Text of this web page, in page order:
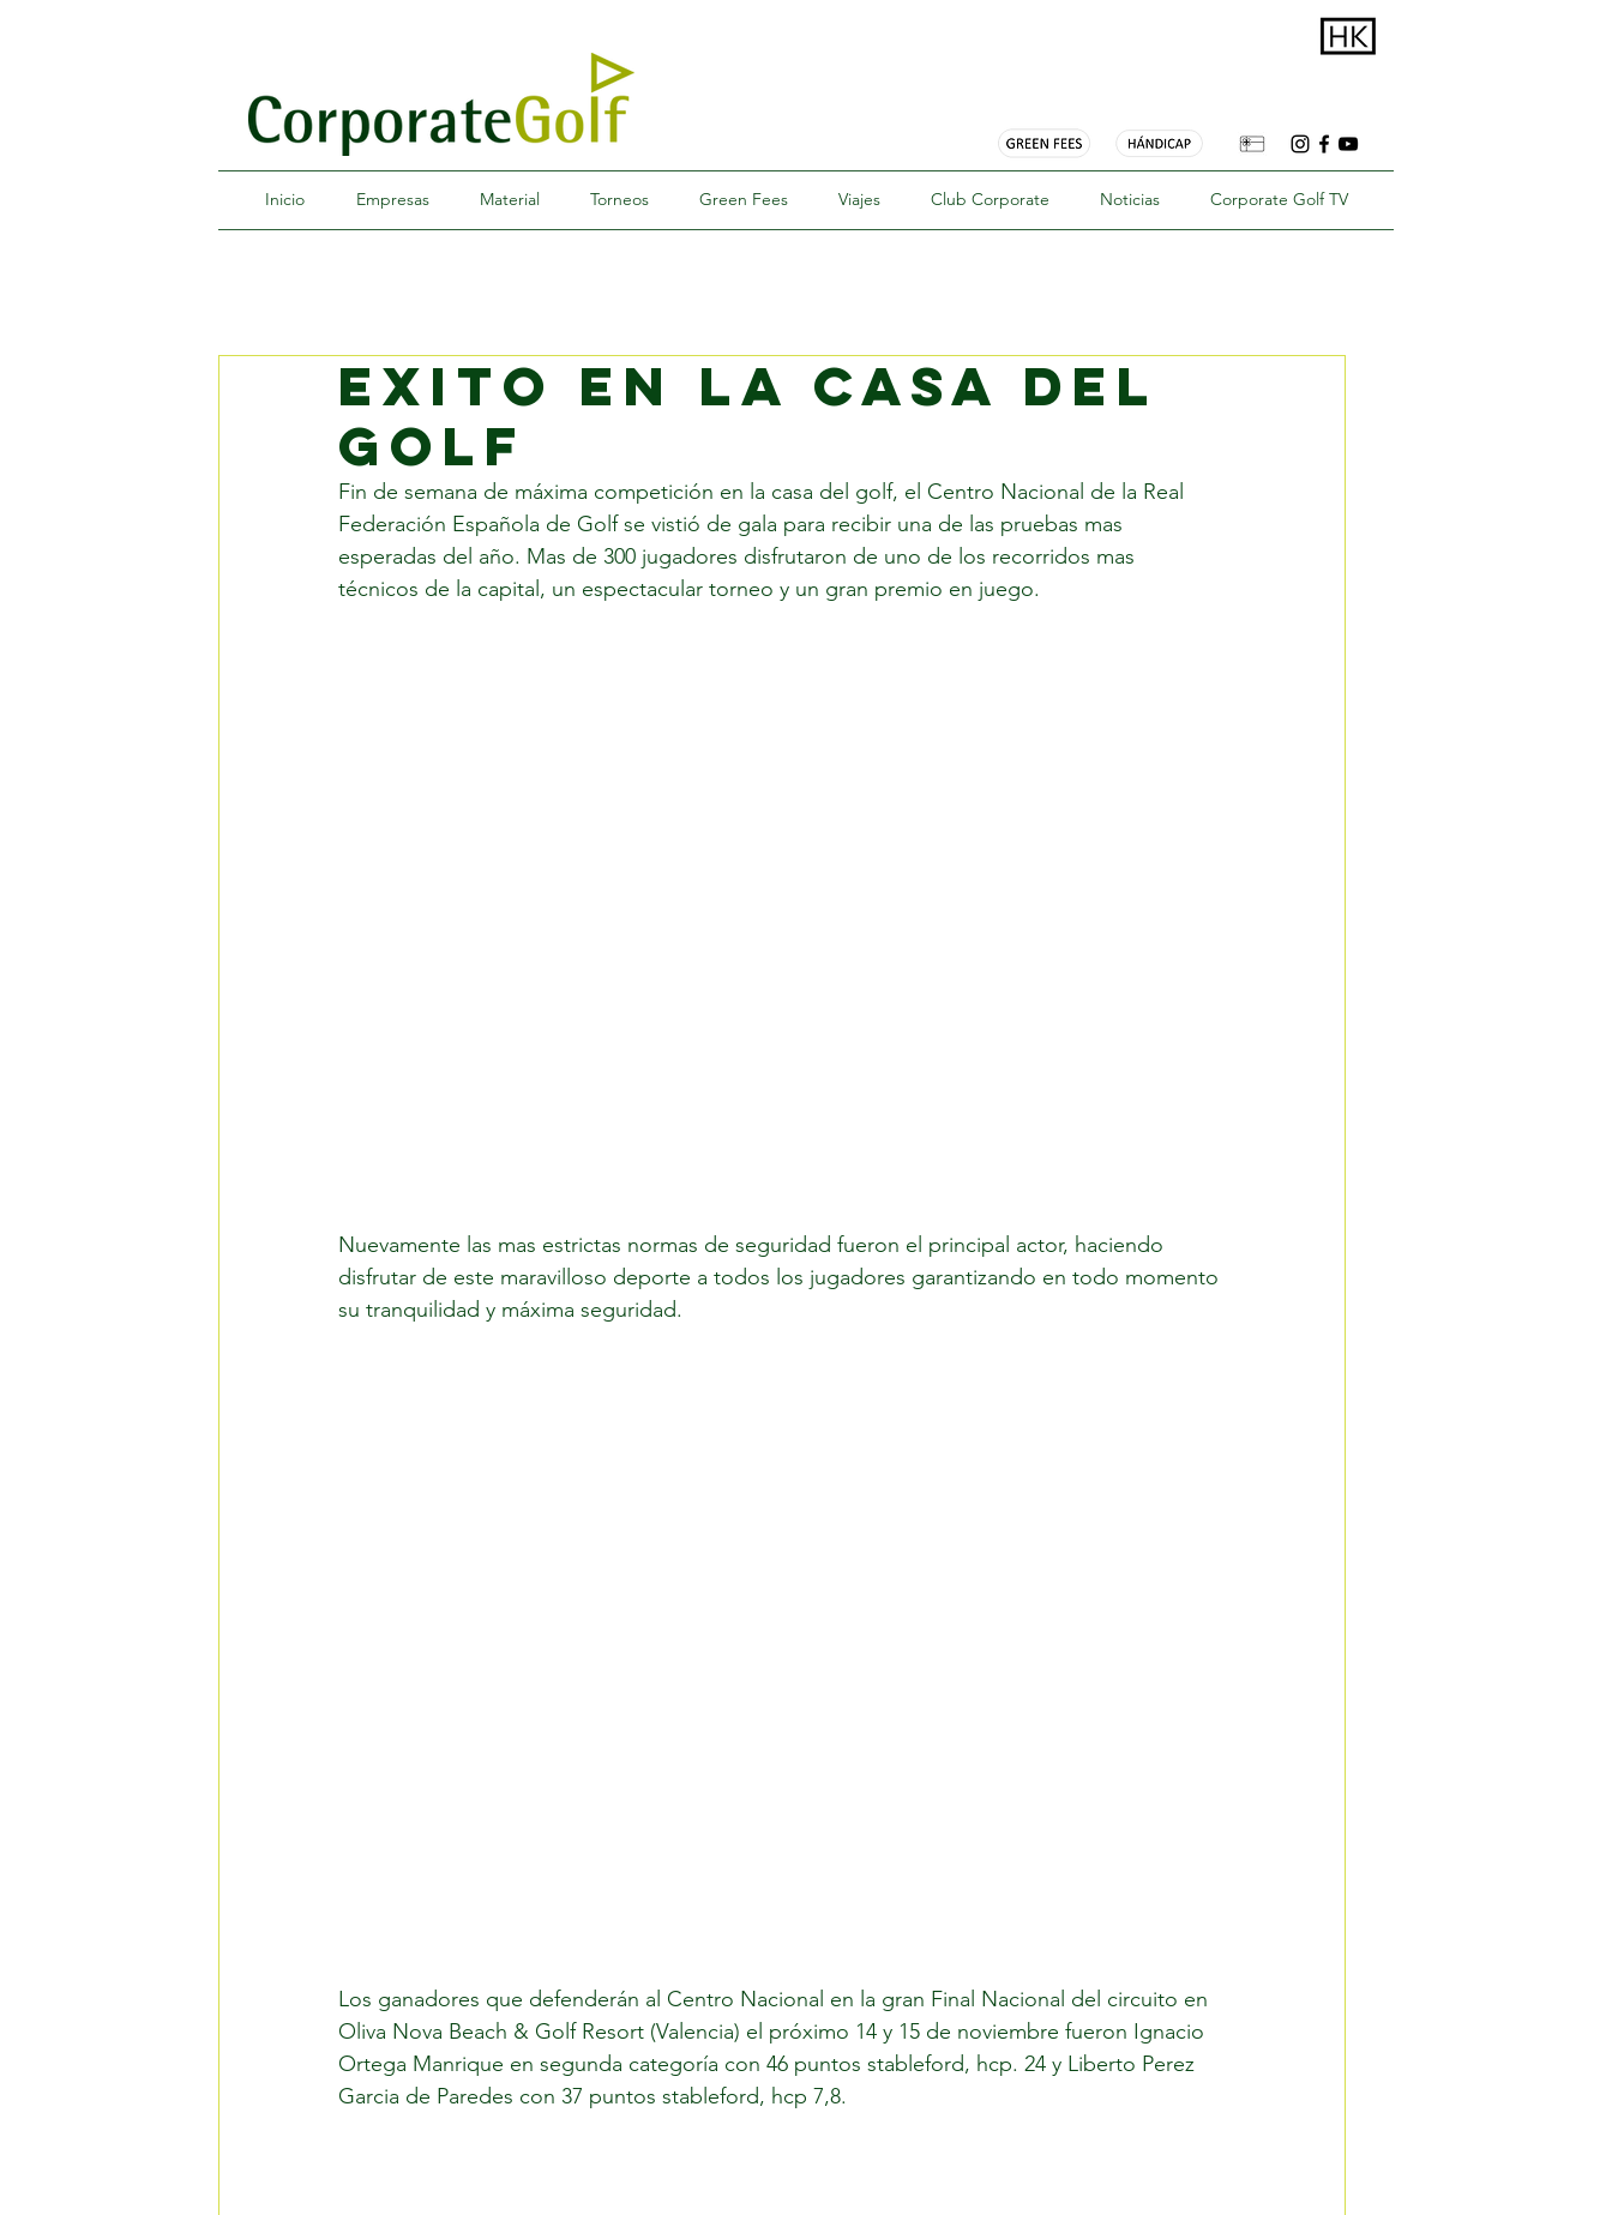
Inicio Empresas Material Torneos Green Fees Viajes Club Corporate Noticias Corporate Golf TV
Exito en la casa del
golf
Fin de semana de máxima competición en la casa del golf, el Centro Nacional de la Real
Federación Española de Golf se vistió de gala para recibir una de las pruebas mas
esperadas del año. Mas de 300 jugadores disfrutaron de uno de los recorridos mas
técnicos de la capital, un espectacular torneo y un gran premio en juego.
Nuevamente las mas estrictas normas de seguridad fueron el principal actor, haciendo
disfrutar de este maravilloso deporte a todos los jugadores garantizando en todo momento
su tranquilidad y máxima seguridad.
Los ganadores que defenderán al Centro Nacional en la gran Final Nacional del circuito en
Oliva Nova Beach & Golf Resort (Valencia) el próximo 14 y 15 de noviembre fueron Ignacio
Ortega Manrique en segunda categoría con 46 puntos stableford, hcp. 24 y Liberto Perez
Garcia de Paredes con 37 puntos stableford, hcp 7,8.